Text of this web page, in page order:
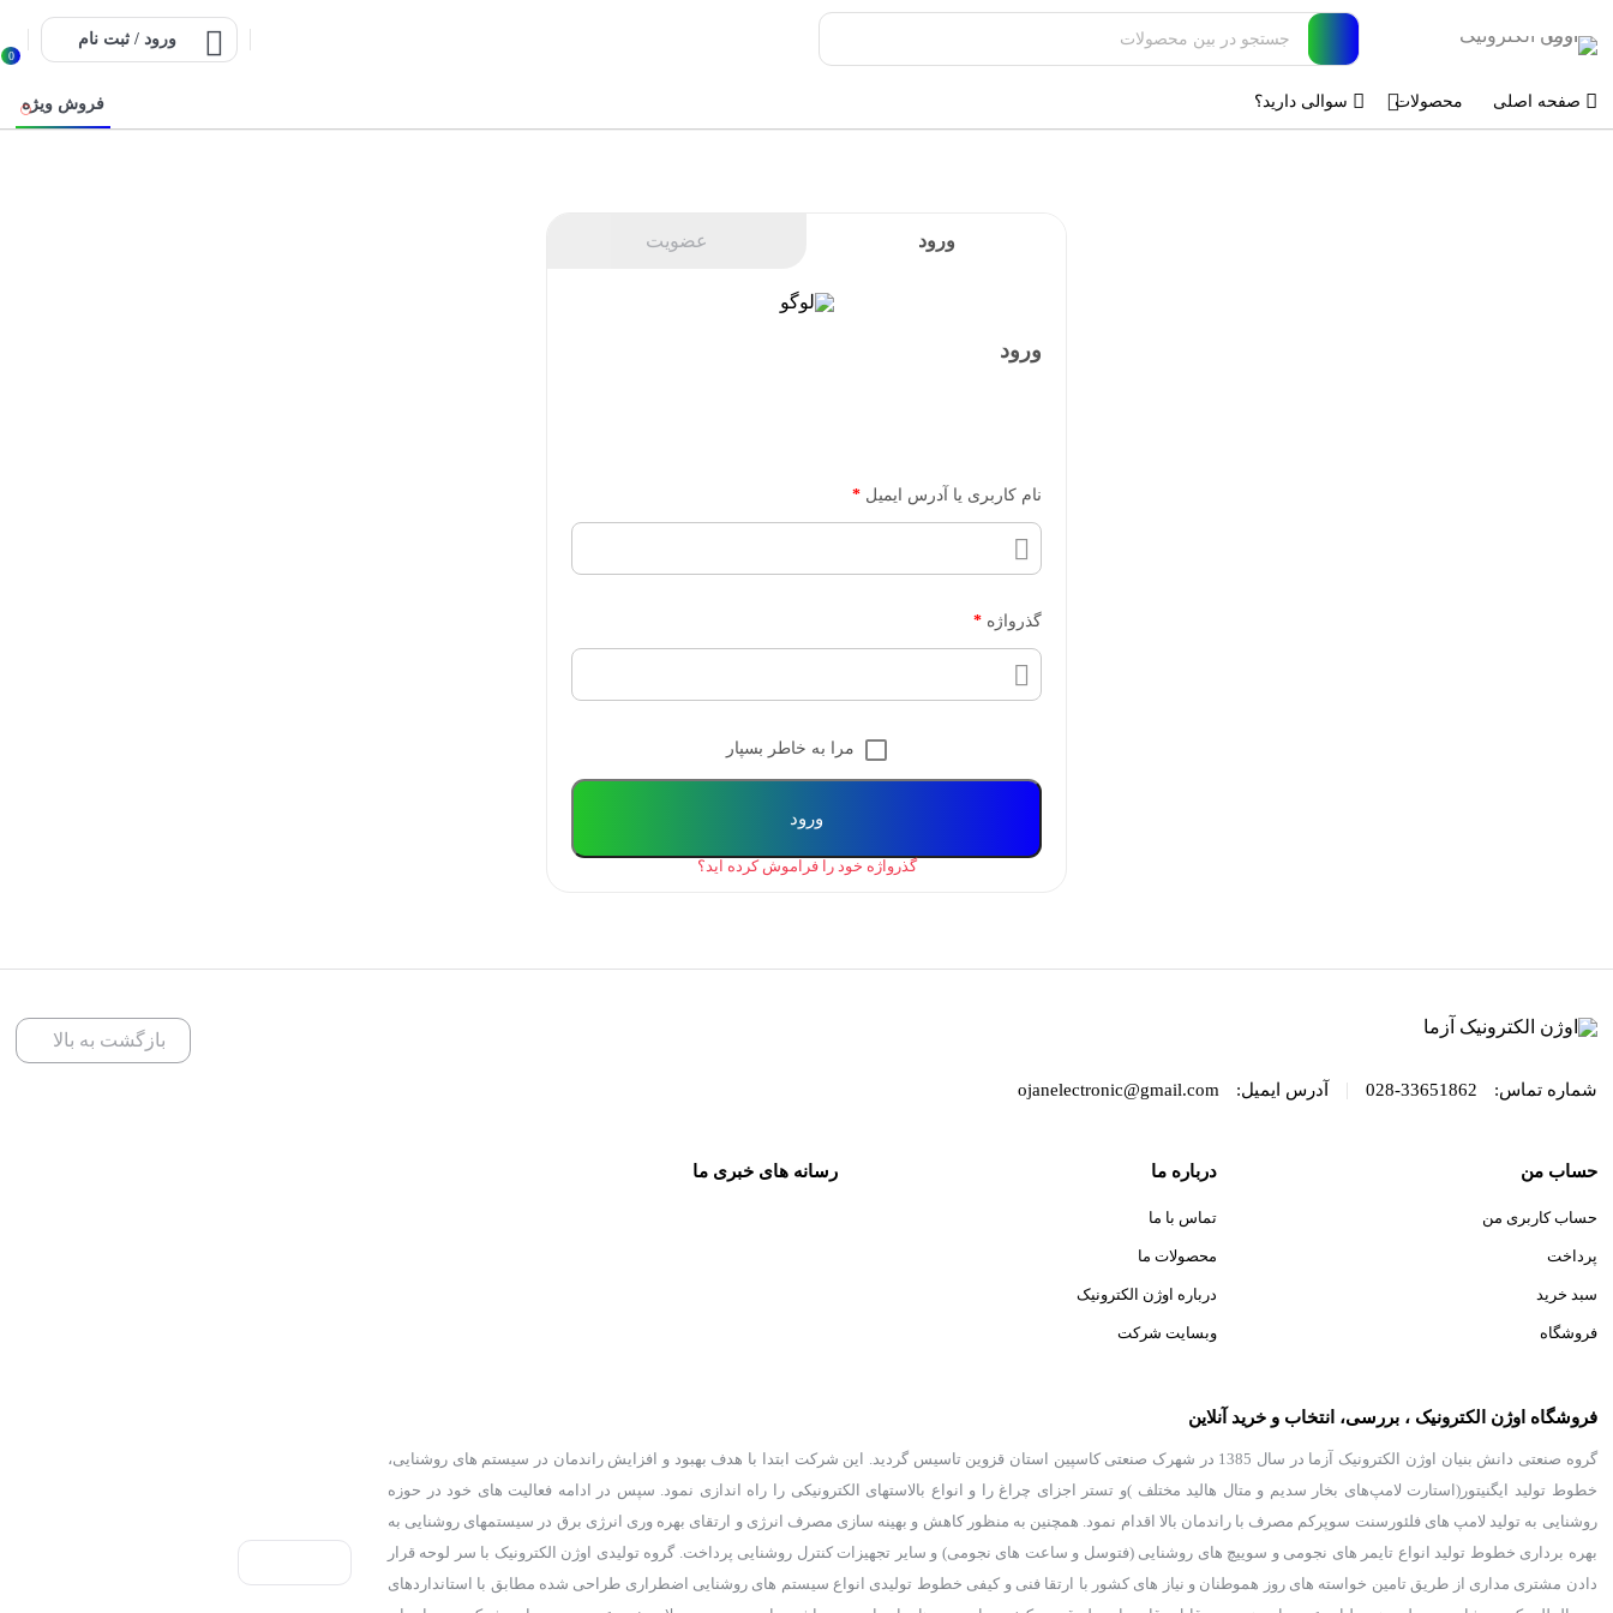
ورود / ثبت نام
0
صفحه اصلی محصولات سوالی دارید؟ فروش ویژه
ورود عضویت
ورود
نام کاربری یا آدرس ایمیل *
گذرواژه *
مرا به خاطر بسپار
ورود
گذرواژه خود را فراموش کرده اید؟
بازگشت به بالا
شماره تماس: 33651862-028
| آدرس ایمیل: ojanelectronic@gmail.com
حساب من
حساب کاربری من
پرداخت
سبد خرید
فروشگاه
درباره ما
تماس با ما
محصولات ما
درباره اوژن الکترونیک
وبسایت شرکت
رسانه های خبری ما
فروشگاه اوژن الکترونیک ، بررسی، انتخاب و خرید آنلاین
گروه صنعتی دانش بنیان اوژن الکترونیک آزما در سال 1385 در شهرک صنعتی کاسپین استان قزوین تاسیس گردید. این شرکت ابتدا با هدف بهبود و افزایش راندمان در سیستم های روشنایی،
خطوط تولید ایگنیتور(استارت لامپ‌های بخار سدیم و متال هالید مختلف )و تستر اجزای چراغ را و انواع بالاستهای الکترونیکی را راه اندازی نمود. سپس در ادامه فعالیت های خود در حوزه
روشنایی به تولید لامپ های فلئورسنت سوپرکم مصرف با راندمان بالا اقدام نمود. همچنین به منظور کاهش و بهینه سازی مصرف انرژی و ارتقای بهره وری انرژی برق در سیستمهای روشنایی به
بهره برداری خطوط تولید انواع تایمر های نجومی و سوییچ های روشنایی (فتوسل و ساعت های نجومی) و سایر تجهیزات کنترل روشنایی پرداخت. گروه تولیدی اوژن الکترونیک با سر لوحه قرار
دادن مشتری مداری از طریق تامین خواسته های روز هموطنان و نیاز های کشور با ارتقا فنی و کیفی خطوط تولیدی انواع سیستم های روشنایی اضطراری طراحی شده مطابق با استانداردهای